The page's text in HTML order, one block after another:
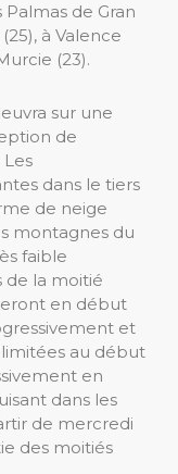
de Gran
à Valence
(23).
sur une
de
Les
dans le tiers
de neige
montagnes du
faible
de la moitié
en début
et
au début
en
dans les
de mercredi
des moitiés